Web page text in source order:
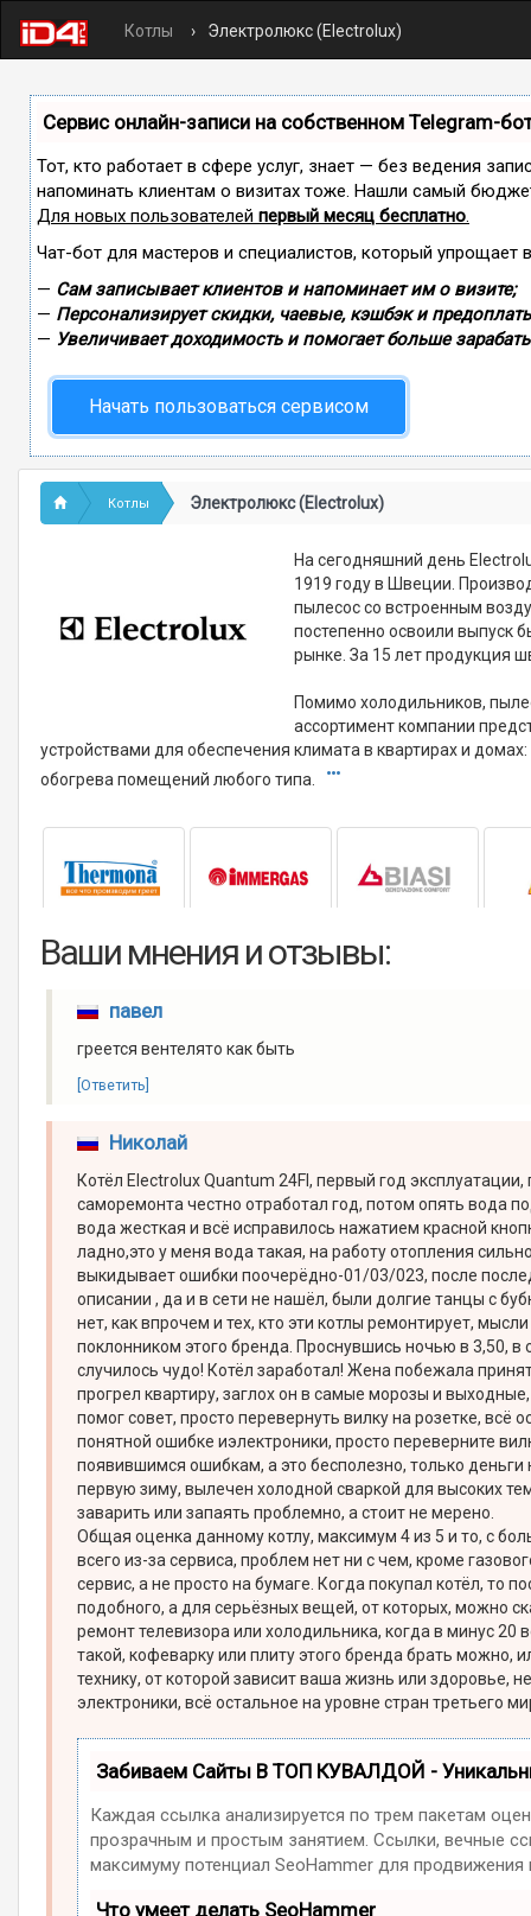
Котлы Электролюкс (Electrolux)
Сервис онлайн-записи на собственном Telegram-
Тот, кто работает в сфере услуг, знает — без ведения
напоминать клиентам о визитах тоже. Нашли самый
Для новых пользователей первый месяц бесплатно.
Чат-бот для мастеров и специалистов, который упрощает
— Сам записывает клиентов и напоминает им о визите;
— Персонализирует скидки, чаевые, кэшбэк и
— Увеличивает доходимость и помогает больше
Начать пользоваться сервисом
Котлы Электролюкс (Electrolux)
На сегодняшний день
1919 году в Швеции.
пылесос со встроенным
постепенно освоили выпуск
рынке. За 15 лет продукция
Помимо холодильников,
ассортимент компании
устройствами для обеспечения климата в квартирах и
обогрева помещений любого типа.
Ваши мнения и отзывы:
павел
греется вентелято как быть
[Ответить]
Николай
Котёл Electrolux Quantum 24FI, первый год
саморемонта честно отработал год, потом опять вода
вода жесткая и всё исправилось нажатием красной
ладно,это у меня вода такая, на работу отопления
выкидывает ошибки поочерёдно-01/03/023, после
описании , да и в сети не нашёл, были долгие танцы с
нет, как впрочем и тех, кто эти котлы ремонтирует,
поклонником этого бренда. Проснувшись ночью в 3,50,
случилось чудо! Котёл заработал! Жена побежала
прогрел квартиру, заглох он в самые морозы и
помог совет, просто перевернуть вилку на розетке,
понятной ошибке иэлектроники, просто переверните
появившимся ошибкам, а это бесполезно, только
первую зиму, вылечен холодной сваркой для высоких
заварить или запаять проблемно, а стоит не мерено.
Общая оценка данному котлу, максимум 4 из 5 и то, с
всего из-за сервиса, проблем нет ни с чем, кроме
сервис, а не просто на бумаге. Когда покупал котёл, то
подобного, а для серьёзных вещей, от которых, можно
ремонт телевизора или холодильника, когда в минус
такой, кофеварку или плиту этого бренда брать можно,
технику, от которой зависит ваша жизнь или здоровье,
электроники, всё остальное на уровне стран третьего
Забиваем Сайты В ТОП КУВАЛДОЙ -
Каждая ссылка анализируется по трем пакетам
прозрачным и простым занятием. Ссылки, вечные
максимуму потенциал SeoHammer для продвижения
Что умеет делать SeoHammer